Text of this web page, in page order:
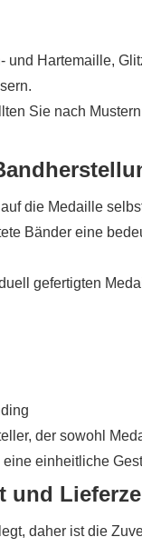
und Hartemaille,
Sie nach
die Medaille
Bänder eine
gefertigten
der sowohl
einheitliche
und
daher ist die